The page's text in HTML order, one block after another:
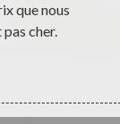
que nous
cher.